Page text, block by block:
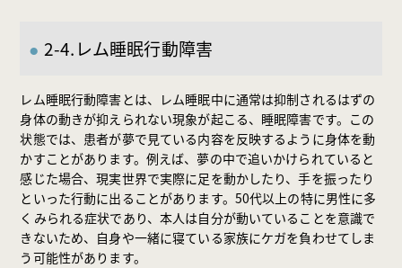
2-4.レム睡眠行動障害
レム睡眠行動障害とは、レム睡眠中に通常は抑制されるはずの
身体の動きが抑えられない現象が起こる、睡眠障害です。この
状態では、患者が夢で見ている内容を反映するように身体を動
かすことがあります。例えば、夢の中で追いかけられていると
感じた場合、現実世界で実際に足を動かしたり、手を振ったり
といった行動に出ることがあります。50代以上の特に男性に多
くみられる症状であり、本人は自分が動いていることを意識で
きないため、自身や一緒に寝ている家族にケガを負わせてしま
う可能性があります。